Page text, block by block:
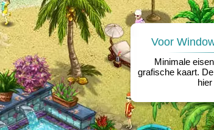
Voor
Minimale
grafische kaart.